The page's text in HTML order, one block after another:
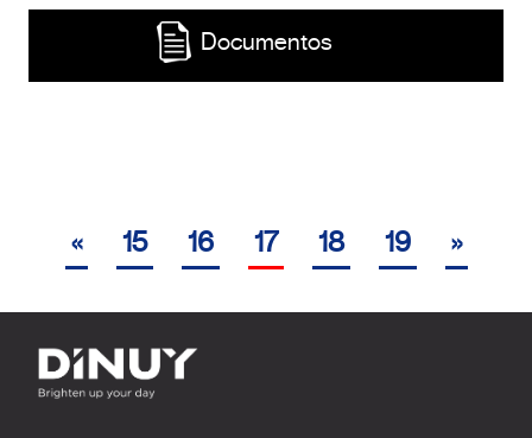
Documentos
« 15 16 17 18 19 »